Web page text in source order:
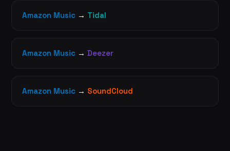
Amazon Music → Tidal
Amazon Music → Deezer
Amazon Music → SoundCloud